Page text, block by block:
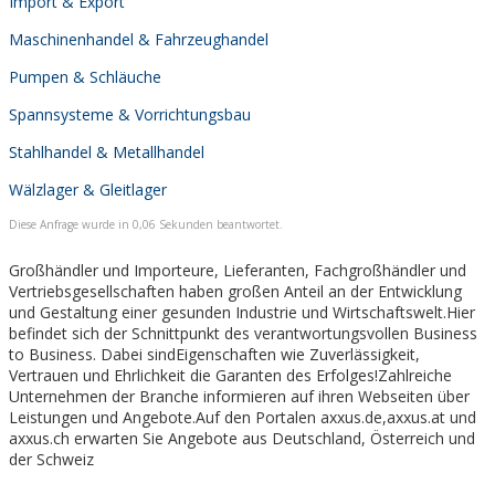
Maschinenhandel & Fahrzeughandel
Pumpen & Schläuche
Spannsysteme & Vorrichtungsbau
Stahlhandel & Metallhandel
Wälzlager & Gleitlager
Diese Anfrage wurde in 0,06 Sekunden beantwortet.
Großhändler und Importeure, Lieferanten, Fachgroßhändler und
Vertriebsgesellschaften haben großen Anteil an der Entwicklung
und Gestaltung einer gesunden Industrie und Wirtschaftswelt.Hier
befindet sich der Schnittpunkt des verantwortungsvollen Business
to Business. Dabei sindEigenschaften wie Zuverlässigkeit,
Vertrauen und Ehrlichkeit die Garanten des Erfolges!Zahlreiche
Unternehmen der Branche informieren auf ihren Webseiten über
Leistungen und Angebote.Auf den Portalen axxus.de,axxus.at und
axxus.ch erwarten Sie Angebote aus Deutschland, Österreich und
der Schweiz